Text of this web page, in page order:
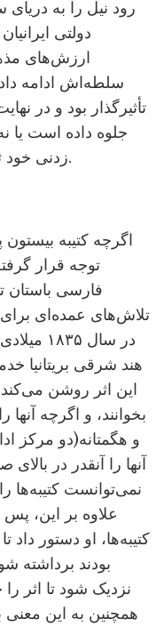
رود نیل را به
دولتی
ارزش‌های
سلطه‌اش ادامه
تأثیرگذار بود و در
جلوه داده است یا
زدنی خود ثابت کرد که حاکم مشروعی است.
اگرچه کتیبه
توجه قرار
فارسی باستان
تلاش‌های عمده‌ای برای
در سال
هند شرقی بریتانیا
این اثر روشن
بخوانند، و اگرچه
و هگمتانه(دو مرکز
آنها را آنقدر در
نمی‌توانست کتیبه‌ها
علاوه بر این،
کتیبه‌ها، او دستور داد
بودند برداشته
نزدیک شود تا اثر
همچنین به این معنی